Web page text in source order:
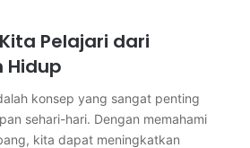
Pelajari dari
Hidup
konsep yang sangat penting
sehari-hari. Dengan memahami
kita dapat meningkatkan